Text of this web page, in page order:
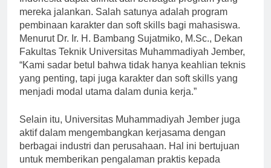
mereka jalankan. Salah satunya adalah program
pembinaan karakter dan soft skills bagi mahasiswa.
Menurut Dr. Ir. H. Bambang Sujatmiko, M.Sc., Dekan
Fakultas Teknik Universitas Muhammadiyah Jember,
“Kami sadar betul bahwa tidak hanya keahlian teknis
yang penting, tapi juga karakter dan soft skills yang
menjadi modal utama dalam dunia kerja.”
Selain itu, Universitas Muhammadiyah Jember juga
aktif dalam mengembangkan kerjasama dengan
berbagai industri dan perusahaan. Hal ini bertujuan
untuk memberikan pengalaman praktis kepada